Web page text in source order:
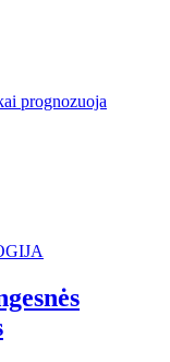
prognozuoja